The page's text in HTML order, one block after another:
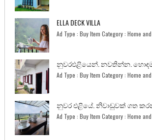
ELLA DECK VILLA
Ad Type : Buy Item Category : Home and
නුවරඑළියෙන්. නවතින්න.
Ad Type : Buy Item Category : Home and
නුවර එළියේ. නිවාඩුවක් ගත
Ad Type : Buy Item Category : Home and